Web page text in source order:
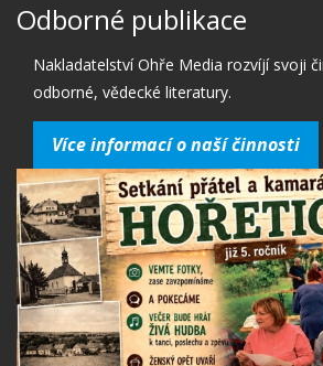
Odborné publikace
Nakladatelství Ohře Media rozvíjí svoji
odborné, vědecké literatury.
Více informací o naší činnosti